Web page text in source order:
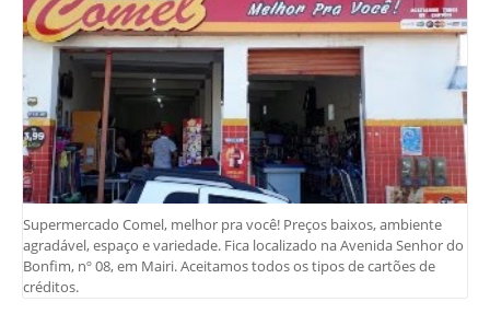
Supermercado Comel, melhor pra você! Preços baixos, ambiente
agradável, espaço e variedade. Fica localizado na Avenida Senhor do
Bonfim, nº 08, em Mairi. Aceitamos todos os tipos de cartões de
créditos.